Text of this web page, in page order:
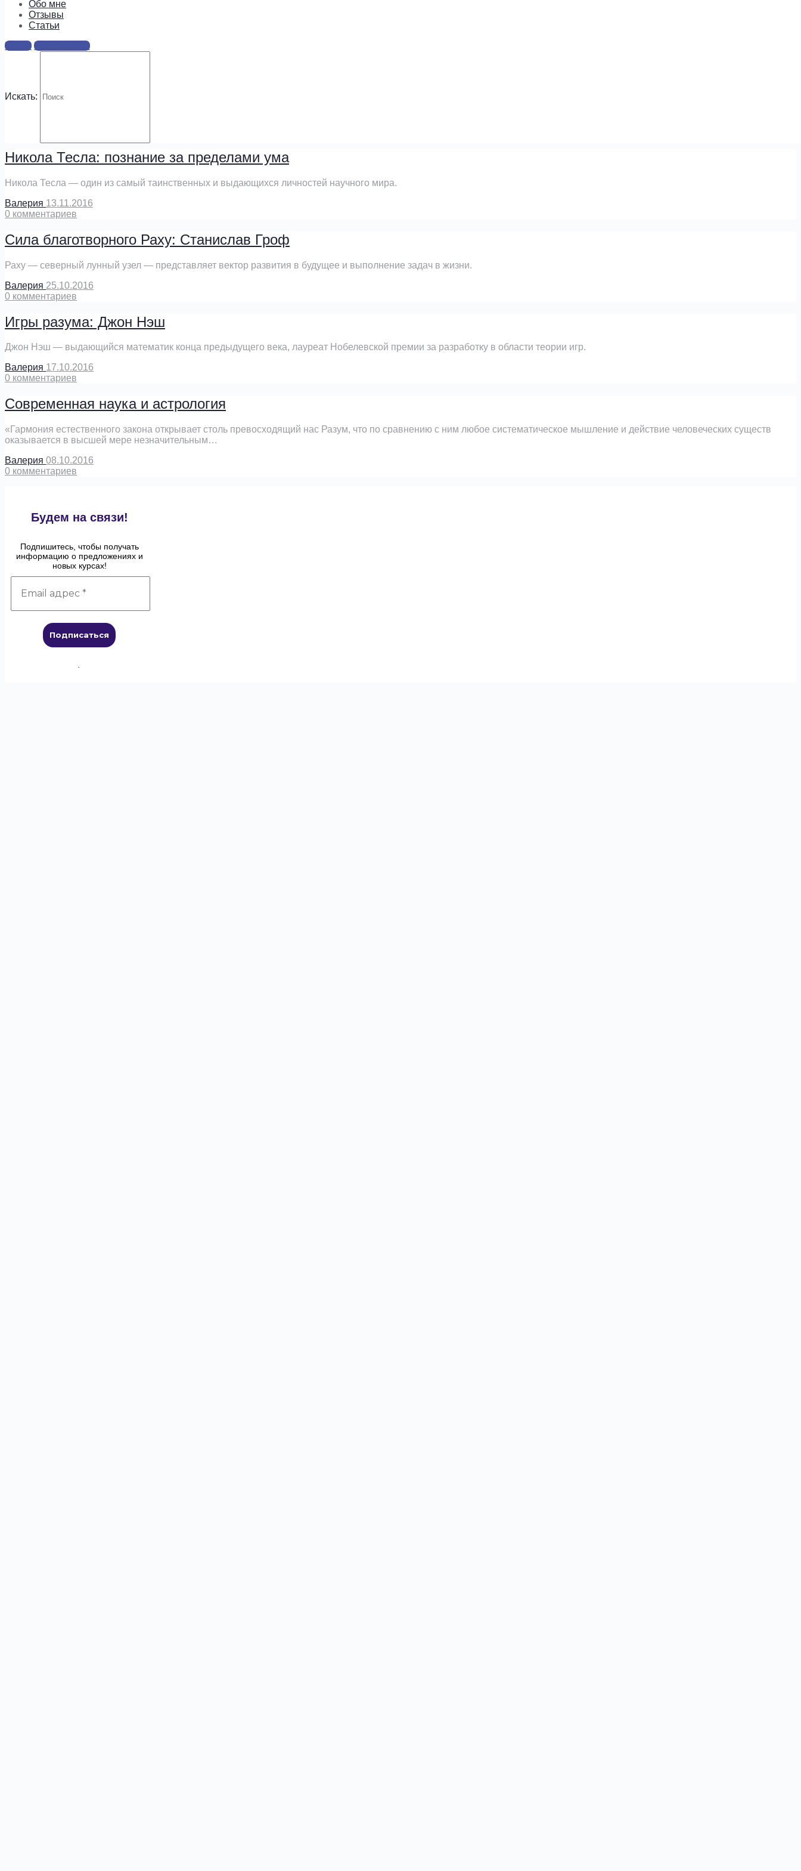
Обо мне
Отзывы
Cтатьи
Войти Регистрация
Искать:
Развитие науки и стремительный технический прогресс стали трендом последних столетий нашего времени.
Валерия01.02.2017
0комментариев
Астрология – это древняя наука, исследующая жизнь на языке небесных тел.
Никола Тесла: познание за пределами ума
Никола Тесла — один из самый таинственных и выдающихся личностей научного мира.
Валерия 13.11.2016
0 комментариев
Сила благотворного Раху: Станислав Гроф
Раху — северный лунный узел — представляет вектор развития в будущее и выполнение задач в жизни.
Валерия 25.10.2016
0 комментариев
Игры разума: Джон Нэш
Джон Нэш — выдающийся математик конца предыдущего века, лауреат Нобелевской премии за разработку в области теории игр.
Валерия 17.10.2016
0 комментариев
Современная наука и астрология
«Гармония естественного закона открывает столь превосходящий нас Разум, что по сравнению с ним любое систематическое мышление и действие человеческих существ
оказывается в высшей мере незначительным…
Валерия 08.10.2016
0 комментариев
Будем на связи!
Подпишитесь, чтобы получать
информацию о предложениях и
новых курсах!
.